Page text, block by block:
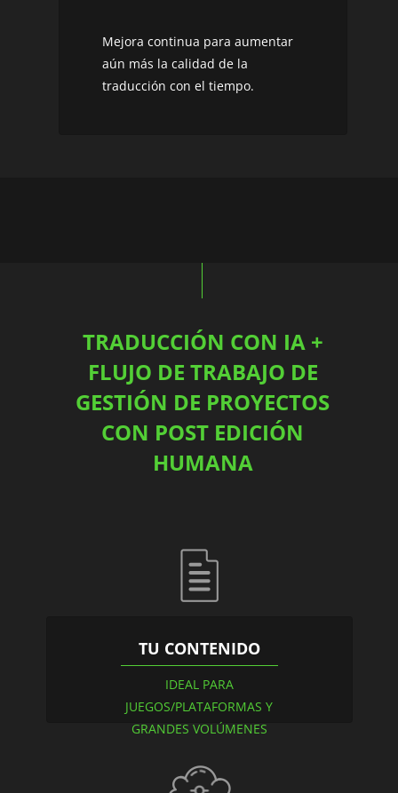
Mejora continua para aumentar
aún más la calidad de la
traducción con el tiempo.
TRADUCCIÓN CON IA +
FLUJO DE TRABAJO DE
GESTIÓN DE PROYECTOS
CON POST EDICIÓN
HUMANA
TU CONTENIDO
IDEAL PARA
JUEGOS/PLATAFORMAS Y
GRANDES VOLÚMENES